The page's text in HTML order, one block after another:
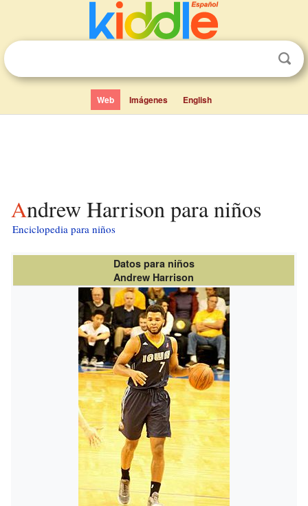
Web Imágenes English
Andrew Harrison para niños
Enciclopedia para niños
Datos para niños
Andrew Harrison